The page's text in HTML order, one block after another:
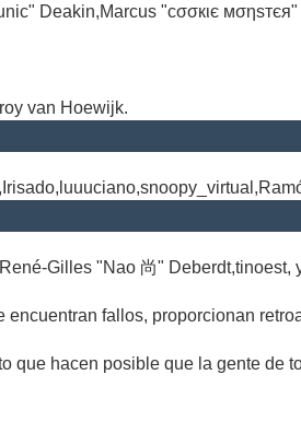
Deakin,Marcus "cσσкιє
van Hoewijk.
Gilles "Nao 尚" Deberdt,tinoest,
encuentran fallos, proporcionan
que hacen posible que la gente de